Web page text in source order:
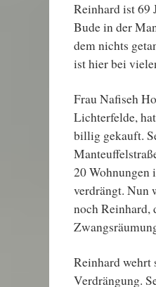
Reinhard ist 69
Bude in der
dem nichts
ist hier bei
Frau Nafiseh
Lichterfelde,
billig gekauft.
20 Wohnungen
verdrängt. Nun
noch Reinhard,
Reinhard wehrt
Verdrängung.